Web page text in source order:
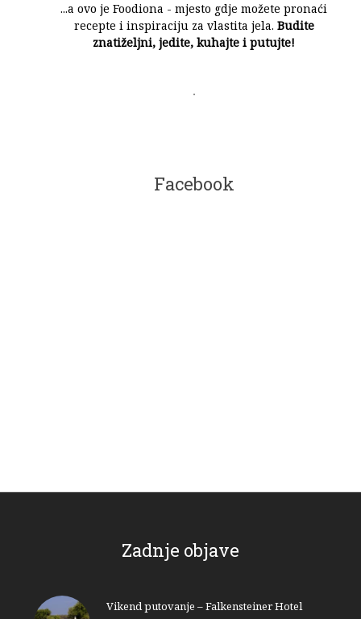
...a ovo je Foodiona - mjesto gdje možete pronaći
recepte i inspiraciju za vlastita jela. Budite
znatiželjni, jedite, kuhajte i putujte!
Facebook
Zadnje objave
Vikend putovanje – Falkensteiner Hotel